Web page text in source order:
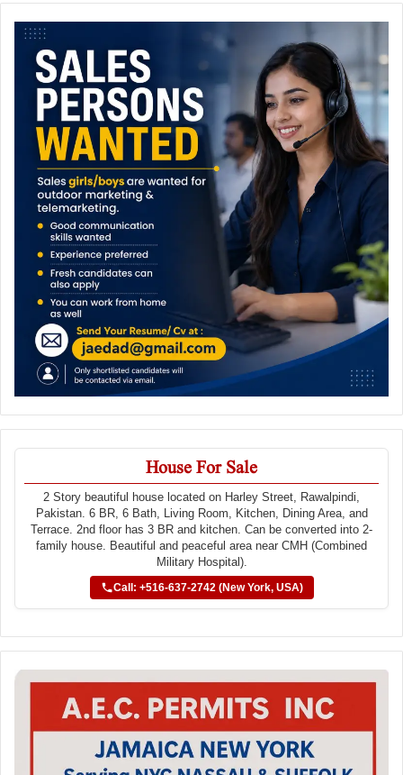
House For Sale
2 Story beautiful house located on Harley Street, Rawalpindi,
Pakistan. 6 BR, 6 Bath, Living Room, Kitchen, Dining Area, and
Terrace. 2nd floor has 3 BR and kitchen. Can be converted into 2-
family house. Beautiful and peaceful area near CMH (Combined
Military Hospital).
Call: +516-637-2742 (New York, USA)